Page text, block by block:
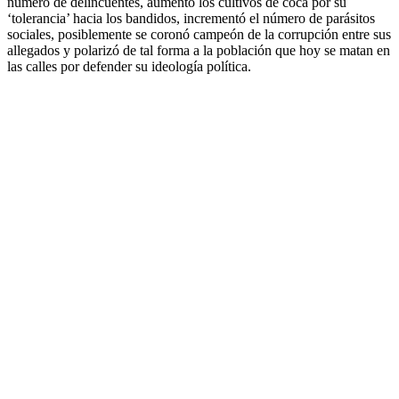
‘tolerancia’ hacia los bandidos, incrementó el número de parásitos
sociales, posiblemente se coronó campeón de la corrupción entre sus
allegados y polarizó de tal forma a la población que hoy se matan en
las calles por defender su ideología política.